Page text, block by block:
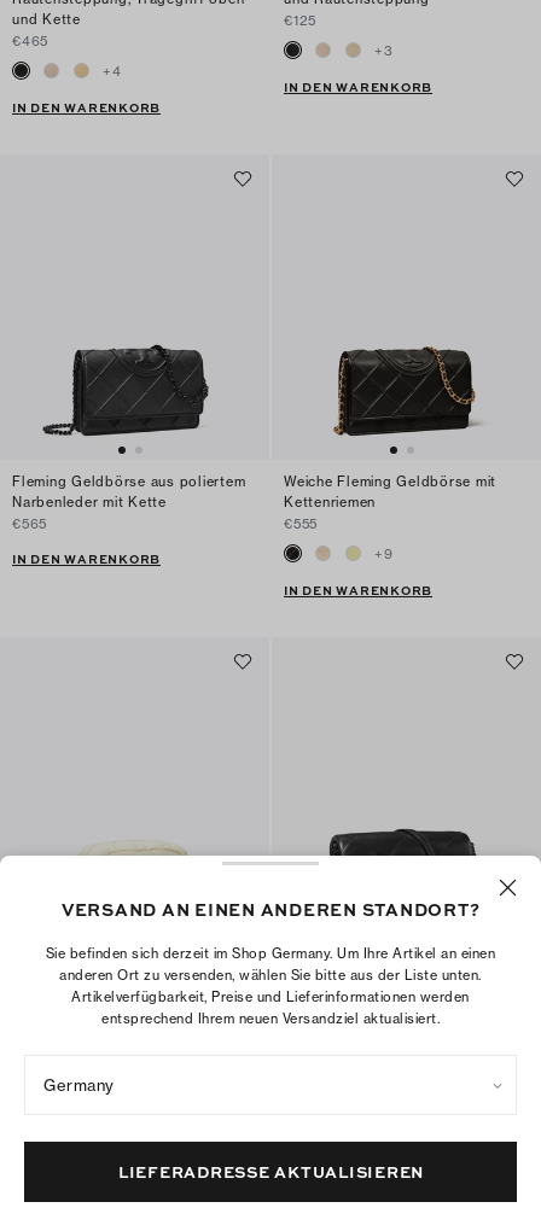
und Kette
€465
+4
IN DEN WARENKORB
€125
+3
IN DEN WARENKORB
Fleming Geldbörse aus poliertem
Narbenleder mit Kette
€565
IN DEN WARENKORB
Weiche Fleming Geldbörse mit
Kettenriemen
€555
+9
IN DEN WARENKORB
Ella Pouch aus Terry
€80
IN DEN WARENKORB
Kira Geldbörse mit Rautensteppung
und Kette
€495
VERSAND AN EINEN ANDEREN STANDORT?
Sie befinden sich derzeit im Shop Germany. Um Ihre Artikel an einen
anderen Ort zu versenden, wählen Sie bitte aus der Liste unten.
Artikelverfügbarkeit, Preise und Lieferinformationen werden
entsprechend Ihrem neuen Versandziel aktualisiert.
Germany
LIEFERADRESSE AKTUALISIEREN